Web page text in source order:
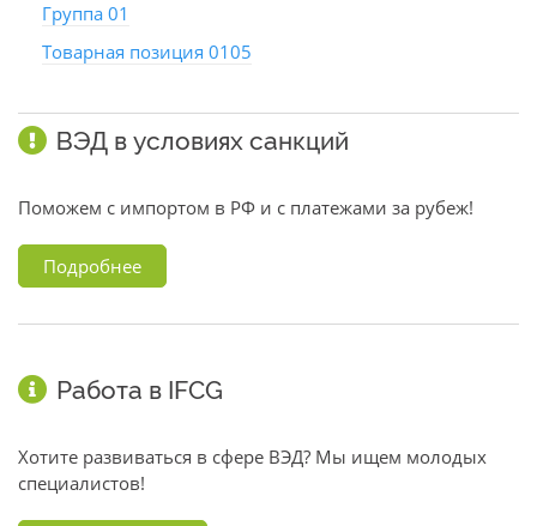
Группа 01
Товарная позиция 0105
ВЭД в условиях санкций
Поможем с импортом в РФ и с платежами за рубеж!
Подробнее
Работа в IFCG
Хотите развиваться в сфере ВЭД? Мы ищем молодых
специалистов!